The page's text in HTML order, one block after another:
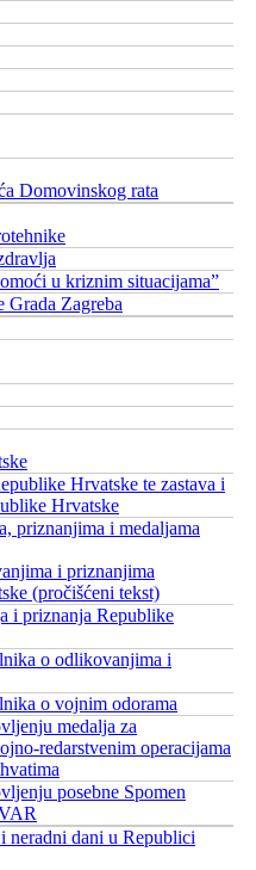
Domovinskog rata
u kriznim situacijama”
Grada Zagreba
Hrvatske te zastava i
Hrvatske
priznanjima i medaljama
i priznanjima
(pročišćeni tekst)
i priznanja Republike
o odlikovanjima i
o vojnim odorama
medalja za
redarstvenim operacijama
posebne Spomen
neradni dani u Republici